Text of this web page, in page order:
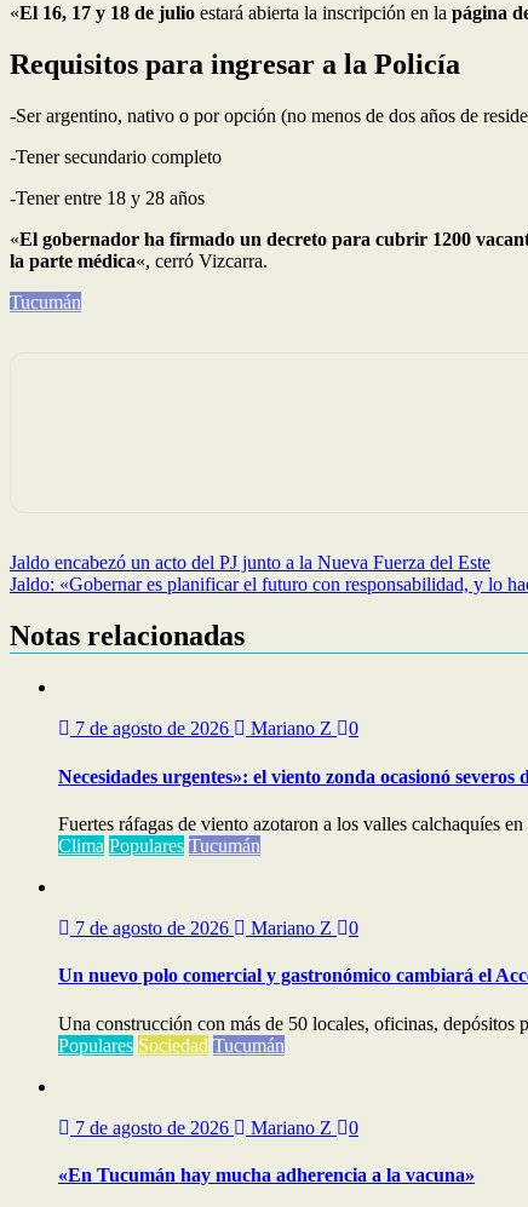
«El 16, 17 y 18 de julio estará abierta la inscripción en la página
Requisitos para ingresar a la Policía
-Ser argentino, nativo o por opción (no menos de dos años de
-Tener secundario completo
-Tener entre 18 y 28 años
«El gobernador ha firmado un decreto para cubrir 1200
la parte médica«, cerró Vizcarra.
Tucumán
Navegación
de
entradas
Jaldo encabezó un acto del PJ junto a la Nueva Fuerza del Este
Jaldo: «Gobernar es planificar el futuro con responsabilidad, y lo
Notas relacionadas
7 de agosto de 2026 Mariano Z 0
Necesidades urgentes»: el viento zonda ocasionó severos
Fuertes ráfagas de viento azotaron a los valles calchaquíes
Clima Populares Tucumán
7 de agosto de 2026 Mariano Z 0
Un nuevo polo comercial y gastronómico cambiará el
Una construcción con más de 50 locales, oficinas, depósitos
Populares Sociedad Tucumán
7 de agosto de 2026 Mariano Z 0
«En Tucumán hay mucha adherencia a la vacuna»